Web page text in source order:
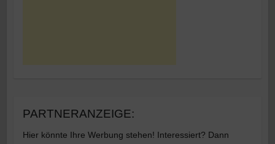
PARTNERANZEIGE:
Hier könnte Ihre Werbung stehen! Interessiert? Dann